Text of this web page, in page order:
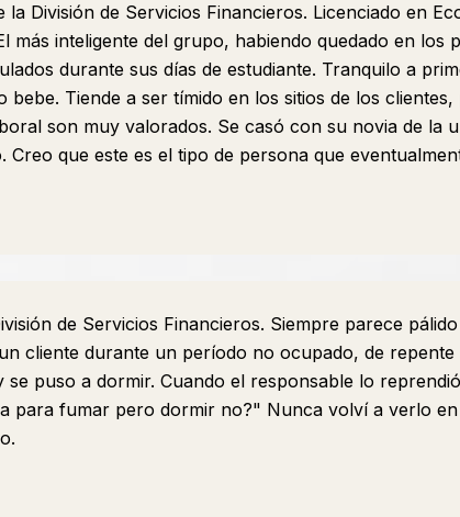
la División de Servicios Financieros. Licenciado en
más inteligente del grupo, habiendo quedado en los
durante sus días de estudiante. Tranquilo a
bebe. Tiende a ser tímido en los sitios de los
son muy valorados. Se casó con su novia de la
Creo que este es el tipo de persona que
de Servicios Financieros. Siempre parece
cliente durante un período no ocupado, de
se puso a dormir. Cuando el responsable lo
para fumar pero dormir no?" Nunca volví a verlo